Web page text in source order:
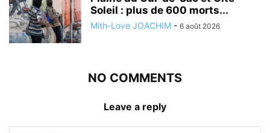
Soleil : plus de 600 morts...
Mith-Love JOACHIM - 6 août 2026
NO COMMENTS
Leave a reply